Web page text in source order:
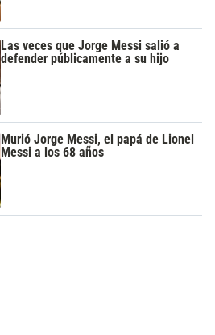
Las veces que Jorge Messi salió a
defender públicamente a su hijo
Murió Jorge Messi, el papá de Lionel
Messi a los 68 años